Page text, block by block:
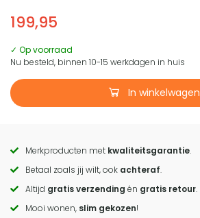
199,95
✓ Op voorraad
Nu besteld, binnen 10-15 werkdagen in huis
In winkelwagen
Call
to
actions
Merkproducten met kwaliteitsgarantie.
Betaal zoals jij wilt, ook achteraf.
Altijd gratis verzending én gratis retour.
Mooi wonen, slim gekozen!